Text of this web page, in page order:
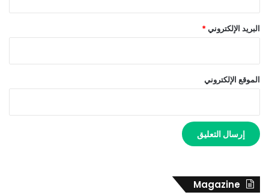
البريد الإلكتروني*
الموقع الإلكتروني
Magazine